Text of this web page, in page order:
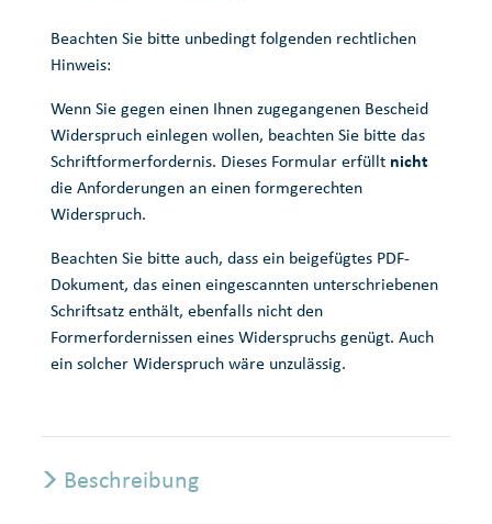
Beachten Sie bitte unbedingt folgenden rechtlichen
Hinweis:
Wenn Sie gegen einen Ihnen zugegangenen Bescheid
Widerspruch einlegen wollen, beachten Sie bitte das
Schriftformerfordernis. Dieses Formular erfüllt nicht
die Anforderungen an einen formgerechten
Widerspruch.
Beachten Sie bitte auch, dass ein beigefügtes PDF-
Dokument, das einen eingescannten unterschriebenen
Schriftsatz enthält, ebenfalls nicht den
Formerfordernissen eines Widerspruchs genügt. Auch
ein solcher Widerspruch wäre unzulässig.
Beschreibung